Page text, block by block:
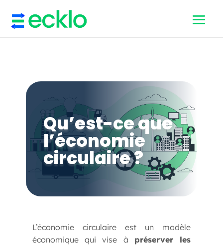
Qu’est-ce que
l’économie
circulaire ?
L’économie circulaire est un modèle
économique qui vise à préserver les